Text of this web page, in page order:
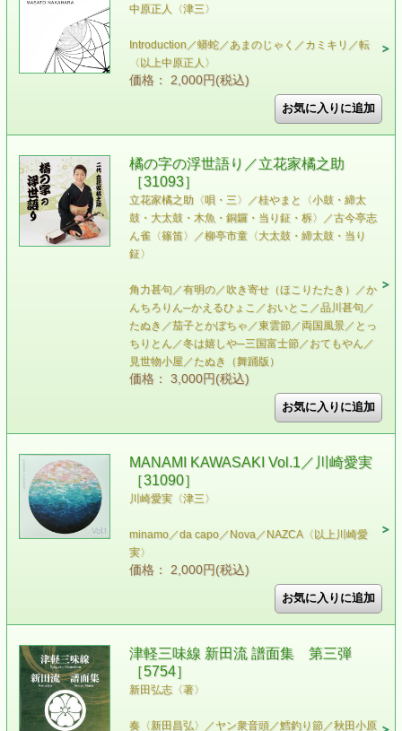
中原正人〈津三〉
Introduction／蟒蛇／あまのじゃく／カミキリ／転
〈以上中原正人〉
価格： 2,000円(税込)
橘の字の浮世語り／立花家橘之助
［31093］
立花家橘之助〈唄・三〉／桂やまと〈小鼓・締太
鼓・大太鼓・木魚・銅鑼・当り鉦・柝〉／古今亭志
ん雀〈篠笛〉／柳亭市童〈大太鼓・締太鼓・当り
鉦〉
角力甚句／有明の／吹き寄せ（ほこりたたき）／か
んちろりん─かえるひょこ／おいとこ／品川甚句／
たぬき／茄子とかぼちゃ／東雲節／両国風景／とっ
ちりとん／冬は嬉しや─三国富士節／おてもやん／
見世物小屋／たぬき（舞踊版）
価格： 3,000円(税込)
MANAMI KAWASAKI Vol.1／川崎愛実
［31090］
川崎愛実〈津三〉
minamo／da capo／Nova／NAZCA〈以上川崎愛
実〉
価格： 2,000円(税込)
津軽三味線 新田流 譜面集 第三弾
［5754］
新田弘志〈著〉
奏〈新田昌弘〉／ヤン衆音頭／鱈釣り節／秋田小原